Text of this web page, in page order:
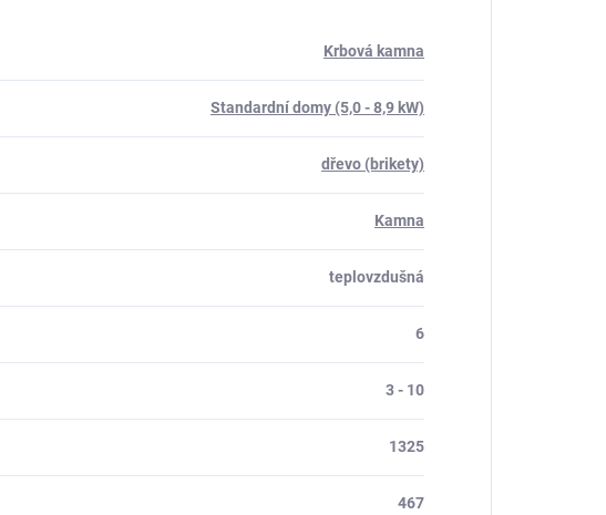
Krbová kamna
Standardní domy (5,0 - 8,9 kW)
dřevo (brikety)
Kamna
teplovzdušná
6
3 - 10
1325
467